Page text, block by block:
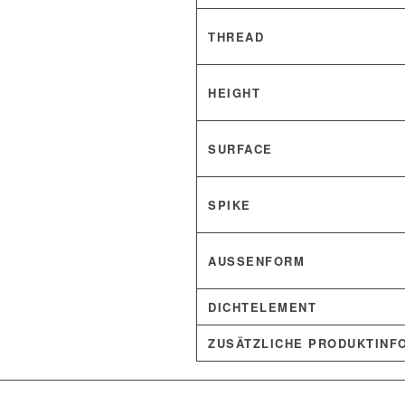
THREAD
HEIGHT
SURFACE
SPIKE
AUSSENFORM
DICHTELEMENT
ZUSÄTZLICHE